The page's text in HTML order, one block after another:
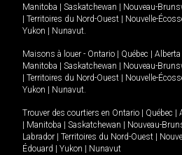
Manitoba
Saskatchewan Nouveau-
Territoires du Nord-Ouest Nouvelle-
Yukon
Nunavut.
Maisons à louer - Ontario Québec Alberta
Manitoba
Saskatchewan Nouveau-
Territoires du Nord-Ouest Nouvelle-
Yukon
Nunavut.
Trouver des courtiers en Ontario Québec
Manitoba Saskatchewan Nouveau-
Labrador
Territoires du Nord-Ouest
Édouard
Yukon Nunavut